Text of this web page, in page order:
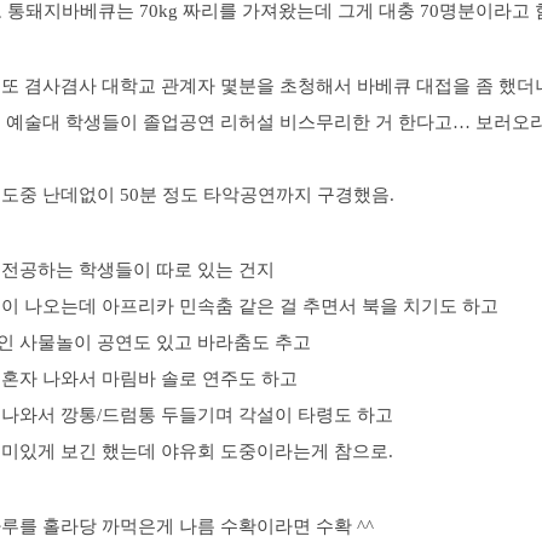
통돼지바베큐는 70kg 짜리를 가져왔는데 그게 대충 70명분이라고
겸사겸사 대학교 관계자 몇분을 초청해서 바베큐 대접을 좀 했더
예술대 학생들이 졸업공연 리허설 비스무리한 거 한다고… 보러오
중 난데없이 50분 정도 타악공연까지 구경했음.
공하는 학생들이 따로 있는 건지
나오는데 아프리카 민속춤 같은 걸 추면서 북을 치기도 하고
사물놀이 공연도 있고 바라춤도 추고
자 나와서 마림바 솔로 연주도 하고
와서 깡통/드럼통 두들기며 각설이 타령도 하고
있게 보긴 했는데 야유회 도중이라는게 참으로.
를 홀라당 까먹은게 나름 수확이라면 수확 ^^